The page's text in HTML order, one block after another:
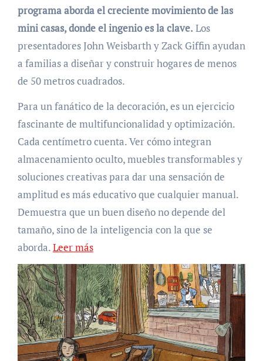
programa aborda el creciente movimiento de las
mini casas, donde el ingenio es la clave. Los
presentadores John Weisbarth y Zack Giffin ayudan
a familias a diseñar y construir hogares de menos
de 50 metros cuadrados.
Para un fanático de la decoración, es un ejercicio
fascinante de multifuncionalidad y optimización.
Cada centímetro cuenta. Ver cómo integran
almacenamiento oculto, muebles transformables y
soluciones creativas para dar una sensación de
amplitud es más educativo que cualquier manual.
Demuestra que un buen diseño no depende del
tamaño, sino de la inteligencia con la que se
aborda.Leer más